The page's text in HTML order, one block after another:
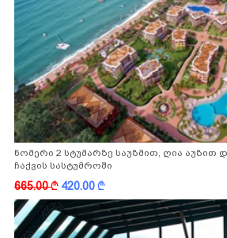
ნომერი 2 სტუმარზე საუზმით, ღია აუზით
ჩაქვის სასტუმროში
665.00k 420.00k